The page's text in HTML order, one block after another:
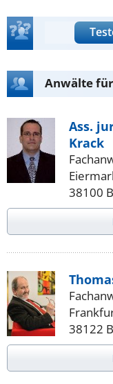
Anwälte
Ass.
Krack
38100
38122